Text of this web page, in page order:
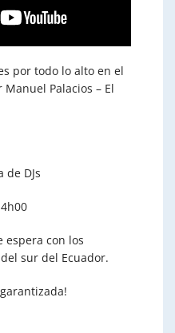
por todo lo alto en el
Palacios – El
de DJs
espera con los
sur del Ecuador.